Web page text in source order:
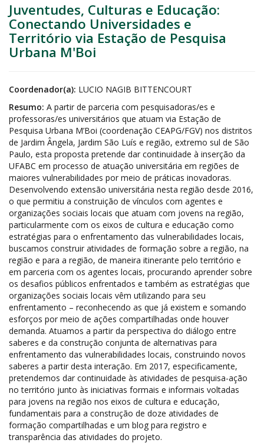
Juventudes, Culturas e Educação:
Conectando Universidades e
Território via Estação de Pesquisa
Urbana M'Boi
Coordenador(a): LUCIO NAGIB BITTENCOURT
Resumo: A partir de parceria com pesquisadoras/es e
professoras/es universitários que atuam via Estação de
Pesquisa Urbana M’Boi (coordenação CEAPG/FGV) nos distritos
de Jardim Ângela, Jardim São Luís e região, extremo sul de São
Paulo, esta proposta pretende dar continuidade à inserção da
UFABC em processo de atuação universitária em regiões de
maiores vulnerabilidades por meio de práticas inovadoras.
Desenvolvendo extensão universitária nesta região desde 2016,
o que permitiu a construição de vínculos com agentes e
organizações sociais locais que atuam com jovens na região,
particularmente com os eixos de cultura e educação como
estratégias para o enfrentamento das vulnerabilidades locais,
buscamos construir atividades de formação sobre a região, na
região e para a região, de maneira itinerante pelo território e
em parceria com os agentes locais, procurando aprender sobre
os desafios públicos enfrentados e também as estratégias que
organizações sociais locais vêm utilizando para seu
enfrentamento – reconhecendo as que já existem e somando
esforços por meio de ações compartilhadas onde houver
demanda. Atuamos a partir da perspectiva do diálogo entre
saberes e da construção conjunta de alternativas para
enfrentamento das vulnerabilidades locais, construindo novos
saberes a partir desta interação. Em 2017, especificamente,
pretendemos dar continuidade às atividades de pesquisa-ação
no território junto às iniciativas formais e informais voltadas
para jovens na região nos eixos de cultura e educação,
fundamentais para a construção de doze atividades de
formação compartilhadas e um blog para registro e
transparência das atividades do projeto.